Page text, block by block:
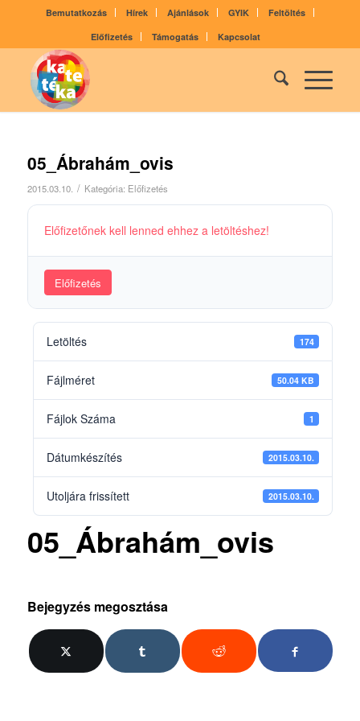
Bemutatkozás Hírek Ajánlások GYIK
Feltöltés
Előfizetés
Támogatás Kapcsolat
05_Ábrahám_ovis
2015.03.10. / Kategória: Előfizetés
Előfizetőnek kell lenned ehhez a letöltéshez!
Előfizetés
Letöltés 174
Fájlméret 50.04 KB
Fájlok Száma 1
Dátumkészítés 2015.03.10.
Utoljára frissített 2015.03.10.
05_Ábrahám_ovis
Bejegyzés megosztása